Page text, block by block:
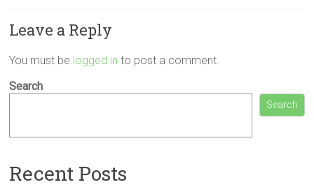
Leave a Reply
You must be logged in to post a comment.
Search
Search
Recent Posts